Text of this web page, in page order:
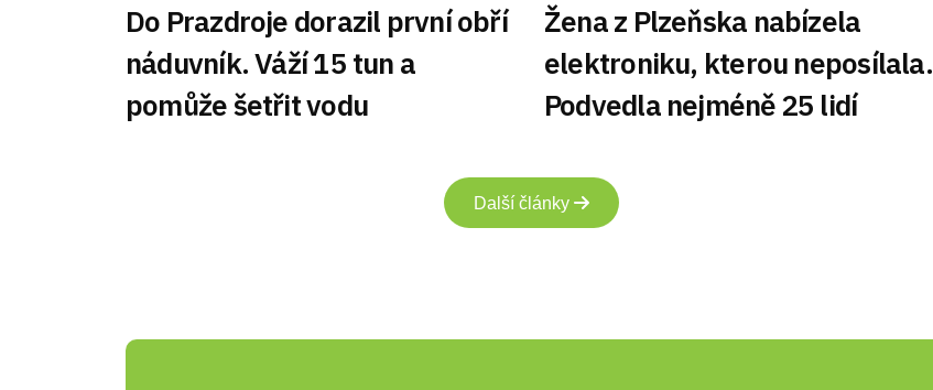
Do Prazdroje dorazil první obří
náduvník. Váží 15 tun a
pomůže šetřit vodu
Žena z Plzeňska nabízela
elektroniku, kterou neposílala.
Podvedla nejméně 25 lidí
Další články